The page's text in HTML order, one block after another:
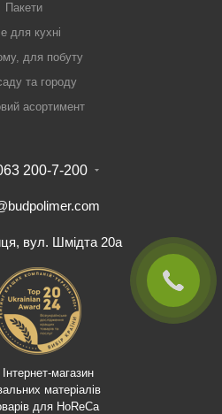
Пакети
для кухні
для побуту
та городу
асортимент
200-7-200
вул. Шмідта 20а
магазин
матеріалів
для HoReCa